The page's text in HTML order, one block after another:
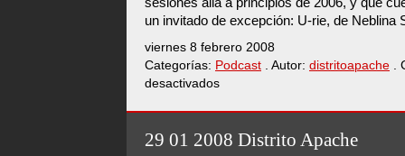
un invitado de excepción: U-rie, de Neblina
viernes 8 febrero 2008
Categorías: Podcast . Autor: distritoapache .
desactivadosen
02
Distrito
29 01 2008 Distrito Apache